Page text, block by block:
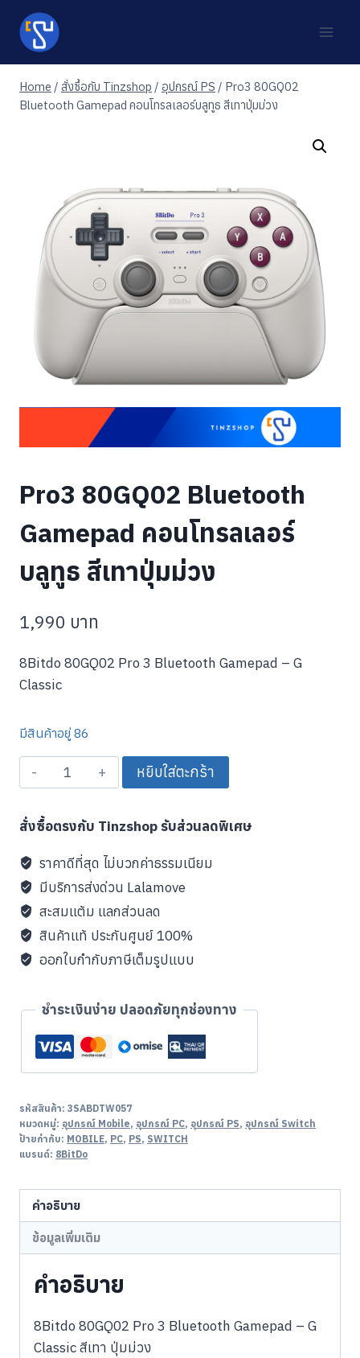
content
Home / สั่งซื้อกับ Tinzshop / อุปกรณ์ PS / Pro3 80GQ02
Bluetooth Gamepad คอนโทรลเลอร์บลูทูธ สีเทาปุ่มม่วง
Pro3 80GQ02 Bluetooth
Gamepad คอนโทรลเลอร์
บลูทูธ สีเทาปุ่มม่วง
1,990 บาท
8Bitdo 80GQ02 Pro 3 Bluetooth Gamepad – G
Classic
มีสินค้าอยู่ 86
จำนวน
Pro3
Bluetooth
Gamepad
คอนโทรลเลอร์
บลูทูธ
สี
เทา
ปุ่ม
ชิ้น
หยิบใส่ตะกร้า
สั่งซื้อตรงกับ Tinzshop รับส่วนลดพิเศษ
ราคาดีที่สุด ไม่บวกค่าธรรมเนียม
มีบริการส่งด่วน Lalamove
สะสมแต้ม แลกส่วนลด
สินค้าแท้ ประกันศูนย์ 100%
ออกใบกำกับภาษีเต็มรูปแบบ
ชำระเงินง่าย ปลอดภัยทุกช่องทาง
รหัสสินค้า: 3SABDTW057
หมวดหมู่: อุปกรณ์ Mobile, อุปกรณ์ PC, อุปกรณ์ PS, อุปกรณ์ Switch
ป้ายกำกับ: MOBILE, PC, PS, SWITCH
แบรนด์: 8BitDo
คำอธิบาย
ข้อมูลเพิ่มเติม
คำอธิบาย
8Bitdo 80GQ02 Pro 3 Bluetooth Gamepad – G
Classic สีเทา ปุ่มม่วง